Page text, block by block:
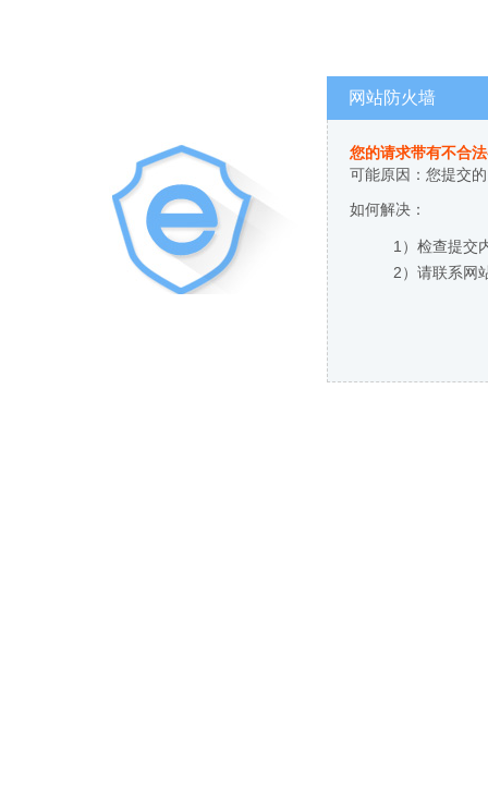
网站防火墙
您的请求带有不合
可能原因：您提交
如何解决：
1）检查提交
2）请联系网